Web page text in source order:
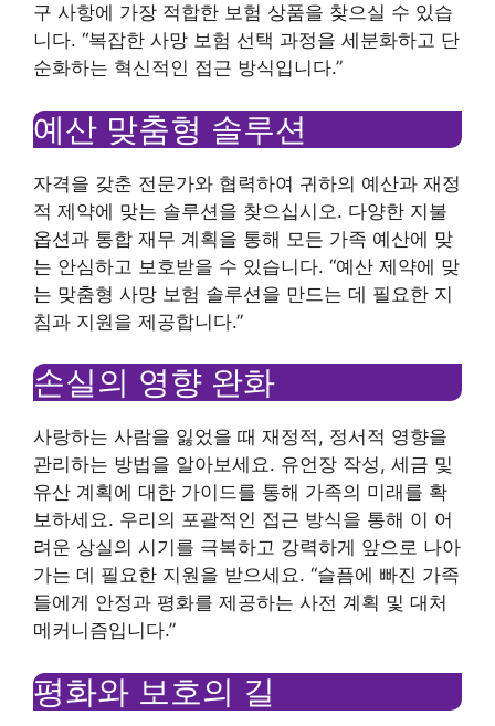
구 사항에 가장 적합한 보험 상품을 찾으실 수 있습
니다. “복잡한 사망 보험 선택 과정을 세분화하고 단
순화하는 혁신적인 접근 방식입니다.”
예산 맞춤형 솔루션
자격을 갖춘 전문가와 협력하여 귀하의 예산과 재정
적 제약에 맞는 솔루션을 찾으십시오. 다양한 지불
옵션과 통합 재무 계획을 통해 모든 가족 예산에 맞
는 안심하고 보호받을 수 있습니다. “예산 제약에 맞
는 맞춤형 사망 보험 솔루션을 만드는 데 필요한 지
침과 지원을 제공합니다.”
손실의 영향 완화
사랑하는 사람을 잃었을 때 재정적, 정서적 영향을
관리하는 방법을 알아보세요. 유언장 작성, 세금 및
유산 계획에 대한 가이드를 통해 가족의 미래를 확
보하세요. 우리의 포괄적인 접근 방식을 통해 이 어
려운 상실의 시기를 극복하고 강력하게 앞으로 나아
가는 데 필요한 지원을 받으세요. “슬픔에 빠진 가족
들에게 안정과 평화를 제공하는 사전 계획 및 대처
메커니즘입니다.”
평화와 보호의 길